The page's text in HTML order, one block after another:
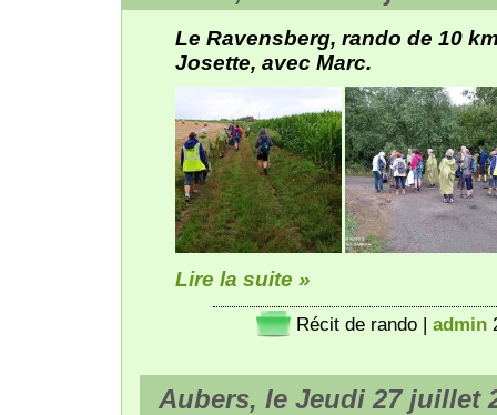
Le Ravensberg, rando de 10
Josette, avec Marc.
Lire la suite »
Récit de rando | admin
Aubers, le Jeudi 27 juillet